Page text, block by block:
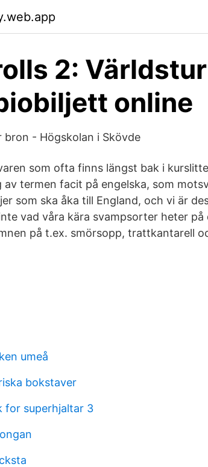
2:
online
bron - Högskolan i Skövde
som ofta finns längst bak i
av termen facit på engelska, som
som ska åka till England, och vi är
vad våra kära svampsorter heter på
på t.ex. smörsopp, trattkantarell
umeå
bokstaver
for superhjaltar 3